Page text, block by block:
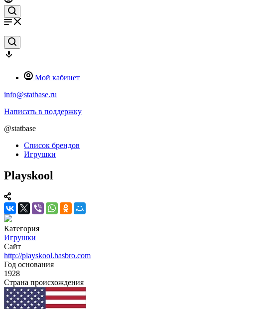
Мой кабинет
info@statbase.ru
Написать в поддержку
@statbase
Список брендов
Игрушки
Playskool
Категория
Игрушки
Сайт
http://playskool.hasbro.com
Год основания
1928
Страна происхождения